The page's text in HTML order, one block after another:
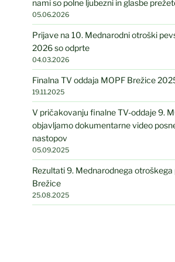
nami so polne ljubezni in glasbe
05.06.2026
Prijave na 10. Mednarodni otroški
2026 so odprte
04.03.2026
Finalna TV oddaja MOPF Brežice
19.11.2025
V pričakovanju finalne TV-oddaje 9.
objavljamo dokumentarne video
nastopov
05.09.2025
Rezultati 9. Mednarodnega
Brežice
25.08.2025